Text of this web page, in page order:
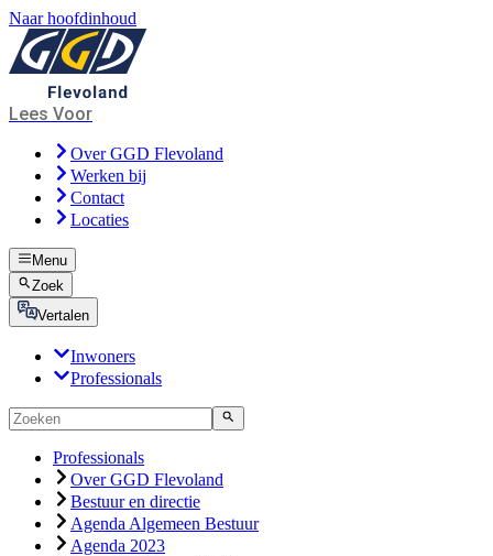
Naar hoofdinhoud
Lees Voor
Over GGD Flevoland
Werken bij
Contact
Locaties
Menu
Zoek
Vertalen
Inwoners
Professionals
Professionals
Over GGD Flevoland
Bestuur en directie
Agenda Algemeen Bestuur
Agenda 2023